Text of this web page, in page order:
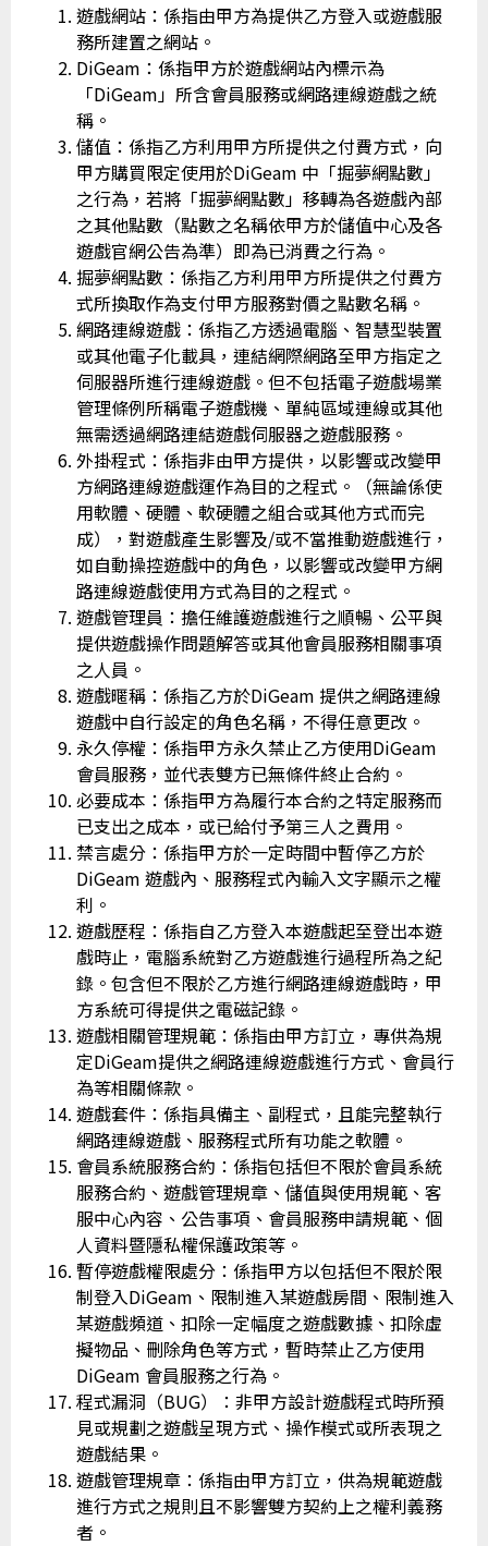
遊戲網站：係指由甲方為提供乙方登入或遊戲服
務所建置之網站。
DiGeam：係指甲方於遊戲網站內標示為
「DiGeam」所含會員服務或網路連線遊戲之統
稱。
儲值：係指乙方利用甲方所提供之付費方式，向
甲方購買限定使用於DiGeam 中「掘夢網點數」
之行為，若將「掘夢網點數」移轉為各遊戲內部
之其他點數（點數之名稱依甲方於儲值中心及各
遊戲官網公告為準）即為已消費之行為。
掘夢網點數：係指乙方利用甲方所提供之付費方
式所換取作為支付甲方服務對價之點數名稱。
網路連線遊戲：係指乙方透過電腦、智慧型裝置
或其他電子化載具，連結網際網路至甲方指定之
伺服器所進行連線遊戲。但不包括電子遊戲場業
管理條例所稱電子遊戲機、單純區域連線或其他
無需透過網路連結遊戲伺服器之遊戲服務。
外掛程式：係指非由甲方提供，以影響或改變甲
方網路連線遊戲運作為目的之程式。（無論係使
用軟體、硬體、軟硬體之組合或其他方式而完
成），對遊戲產生影響及/或不當推動遊戲進行，
如自動操控遊戲中的角色，以影響或改變甲方網
路連線遊戲使用方式為目的之程式。
遊戲管理員：擔任維護遊戲進行之順暢、公平與
提供遊戲操作問題解答或其他會員服務相關事項
之人員。
遊戲暱稱：係指乙方於DiGeam 提供之網路連線
遊戲中自行設定的角色名稱，不得任意更改。
永久停權：係指甲方永久禁止乙方使用DiGeam
會員服務，並代表雙方已無條件終止合約。
必要成本：係指甲方為履行本合約之特定服務而
已支出之成本，或已給付予第三人之費用。
禁言處分：係指甲方於一定時間中暫停乙方於
DiGeam 遊戲內、服務程式內輸入文字顯示之權
利。
遊戲歷程：係指自乙方登入本遊戲起至登出本遊
戲時止，電腦系統對乙方遊戲進行過程所為之紀
錄。包含但不限於乙方進行網路連線遊戲時，甲
方系統可得提供之電磁記錄。
遊戲相關管理規範：係指由甲方訂立，專供為規
定DiGeam提供之網路連線遊戲進行方式、會員行
為等相關條款。
遊戲套件：係指具備主、副程式，且能完整執行
網路連線遊戲、服務程式所有功能之軟體。
會員系統服務合約：係指包括但不限於會員系統
服務合約、遊戲管理規章、儲值與使用規範、客
服中心內容、公告事項、會員服務申請規範、個
人資料暨隱私權保護政策等。
暫停遊戲權限處分：係指甲方以包括但不限於限
制登入DiGeam、限制進入某遊戲房間、限制進入
某遊戲頻道、扣除一定幅度之遊戲數據、扣除虛
擬物品、刪除角色等方式，暫時禁止乙方使用
DiGeam 會員服務之行為。
程式漏洞（BUG）：非甲方設計遊戲程式時所預
見或規劃之遊戲呈現方式、操作模式或所表現之
遊戲結果。
遊戲管理規章：係指由甲方訂立，供為規範遊戲
進行方式之規則且不影響雙方契約上之權利義務
者。